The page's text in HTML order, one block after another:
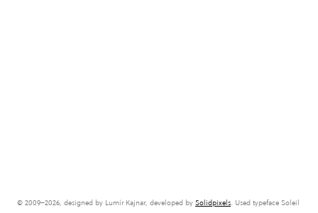
© 2009–2026, designed by Lumír Kajnar, developed by Solidpixels. Used typeface Soleil